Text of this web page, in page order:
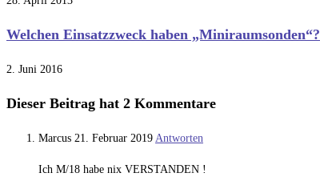
Welchen Einsatzzweck haben „Miniraumsonden“?
2. Juni 2016
Dieser Beitrag hat 2 Kommentare
Marcus 21. Februar 2019 Antworten
Ich M/18 habe nix VERSTANDEN !